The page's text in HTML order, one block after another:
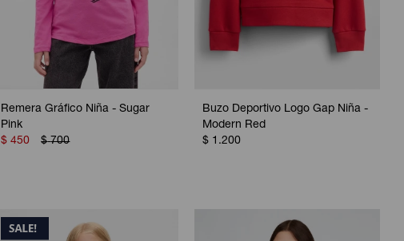
Remera Gráfico Niña - Sugar
Pink
$ 450 $ 700
Buzo Deportivo Logo Gap Niña -
Modern Red
$ 1.200